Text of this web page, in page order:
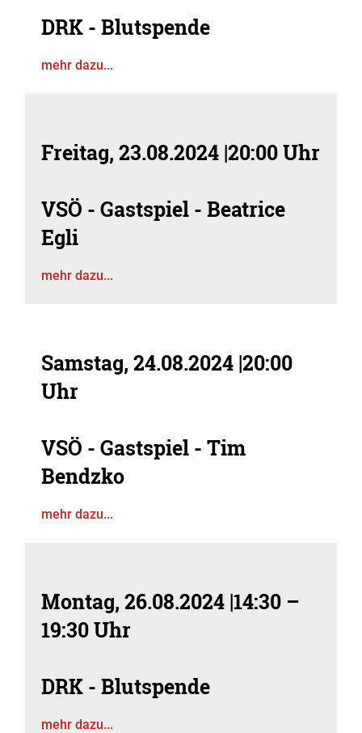
DRK - Blutspende
mehr dazu...
Freitag, 23.08.2024 |20:00 Uhr
VSÖ - Gastspiel - Beatrice
Egli
mehr dazu...
Samstag, 24.08.2024 |20:00
Uhr
VSÖ - Gastspiel - Tim
Bendzko
mehr dazu...
Montag, 26.08.2024 |14:30 –
19:30 Uhr
DRK - Blutspende
mehr dazu...